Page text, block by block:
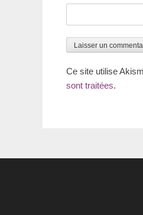
Ce site utilise
sont traitées.